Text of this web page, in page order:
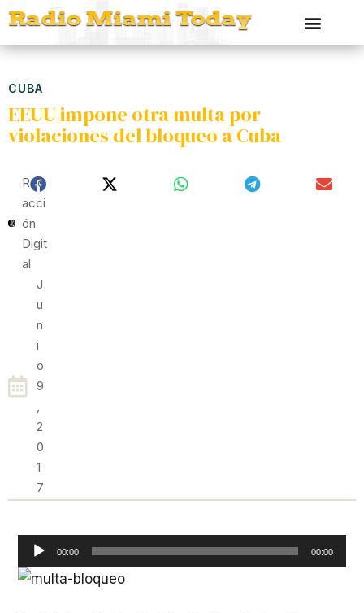
CUBA
EEUU impone otra multa por
violaciones del bloqueo a Cuba
Red
Acci
Ón
Digit
Al
J
U
N
I
O
9
,
2
0
1
7
Reproductor
de
00:00 00:00